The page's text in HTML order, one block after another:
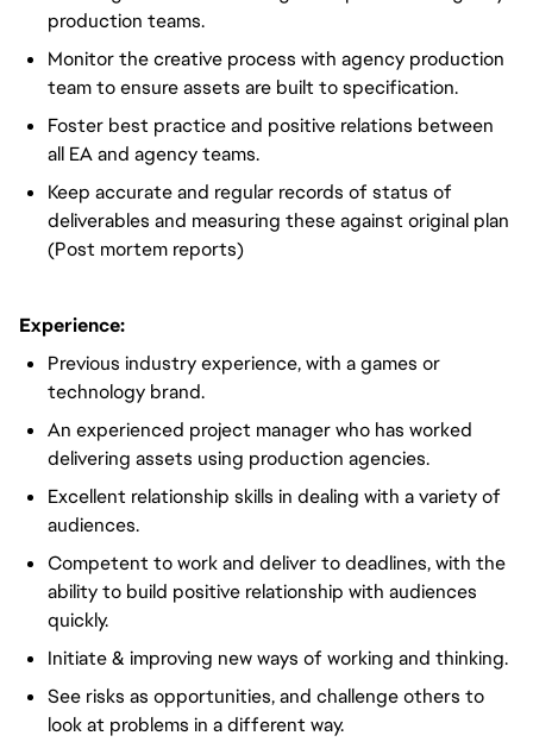
production teams.
Monitor the creative process with agency production
team to ensure assets are built to specification.
Foster best practice and positive relations between
all EA and agency teams.
Keep accurate and regular records of status of
deliverables and measuring these against original plan
(Post mortem reports)
Experience:
Previous industry experience, with a games or
technology brand.
An experienced project manager who has worked
delivering assets using production agencies.
Excellent relationship skills in dealing with a variety of
audiences.
Competent to work and deliver to deadlines, with the
ability to build positive relationship with audiences
quickly.
Initiate & improving new ways of working and thinking.
See risks as opportunities, and challenge others to
look at problems in a different way.